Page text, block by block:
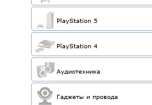
PlayStation 5
PlayStation 4
Аудиотехника
Гаджеты и провода